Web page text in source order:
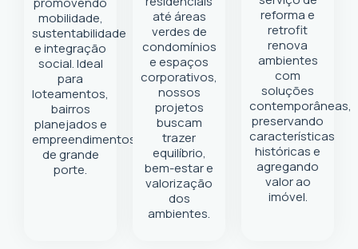
mobilidade,
sustentabilidade
e integração
social. Ideal
para
loteamentos,
bairros
planejados e
empreendimentos
de grande
porte.
até áreas
verdes de
condomínios
e espaços
corporativos,
nossos
projetos
buscam
trazer
equilíbrio,
bem-estar e
valorização
dos
ambientes.
reforma e
retrofit
renova
ambientes
com
soluções
contemporâneas,
preservando
características
históricas e
agregando
valor ao
imóvel.